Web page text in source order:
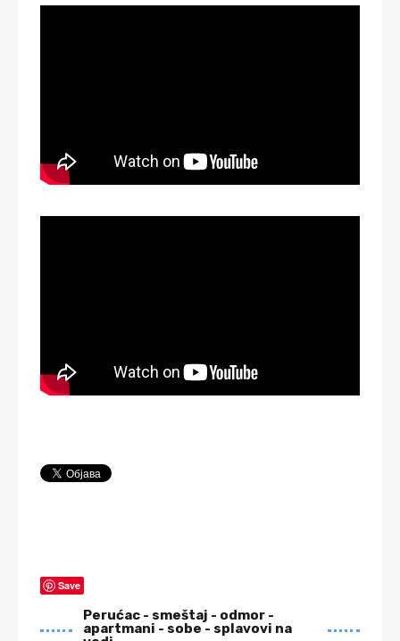
Save
Perućac - smeštaj - odmor -
apartmani - sobe - splavovi na